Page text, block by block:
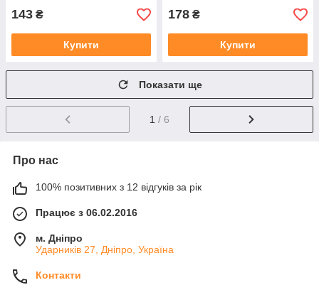
143 ₴
Купити
178 ₴
Купити
Показати ще
1 / 6
Про нас
100% позитивних з 12 відгуків за рік
Працює з 06.02.2016
м. Дніпро
Ударників 27, Дніпро, Україна
Контакти